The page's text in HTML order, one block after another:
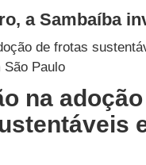
a Sambaíba
na adoção